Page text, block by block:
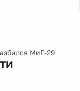
МиГ-29